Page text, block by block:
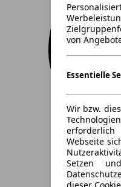
von
Essentielle
Wir bzw.
Webseite
Setzen